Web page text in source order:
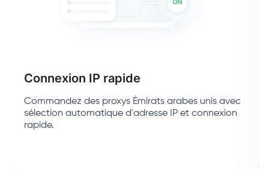
Connexion IP rapide
Commandez des proxys Émirats arabes unis avec
sélection automatique d'adresse IP et connexion
rapide.